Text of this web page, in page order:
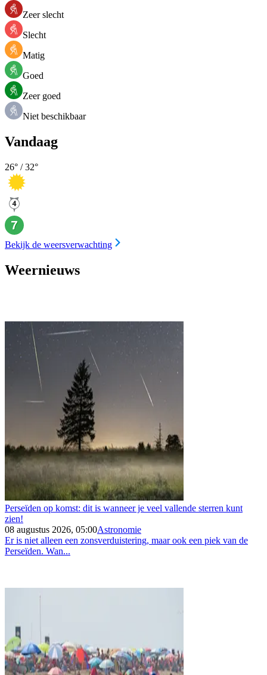
Zeer slecht
Slecht
Matig
Goed
Zeer goed
Niet beschikbaar
Vandaag
26° /32°
Bekijk de weersverwachting
Weernieuws
Perseïden op komst: dit is wanneer je veel vallende sterren kunt
zien!
08 augustus 2026, 05:00Astronomie
Er is niet alleen een zonsverduistering, maar ook een piek van de
Perseïden. Wan...